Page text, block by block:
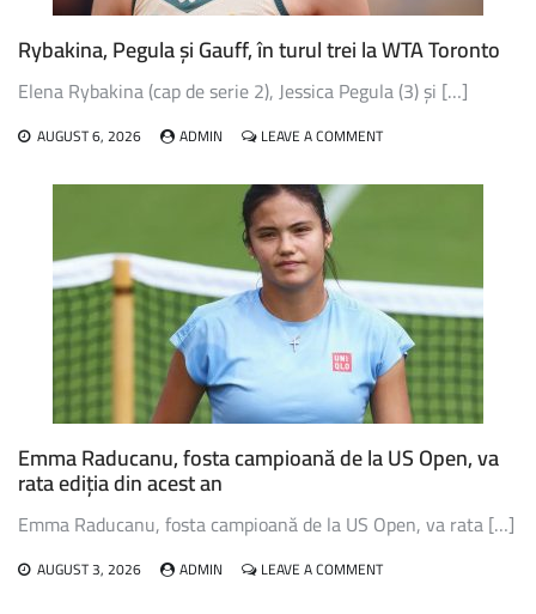
AL
WTA
DE
TORONTO
Rybakina, Pegula și Gauff, în turul trei la WTA Toronto
Elena Rybakina (cap de serie 2), Jessica Pegula (3) și […]
AUGUST 6, 2026 ADMIN LEAVE A COMMENTON
PEGULA
TREI
LA
WTA
TORONTO
Emma Raducanu, fosta campioană de la US Open, va
rata ediția din acest an
Emma Raducanu, fosta campioană de la US Open, va rata […]
AUGUST 3, 2026 ADMIN LEAVE A COMMENTON